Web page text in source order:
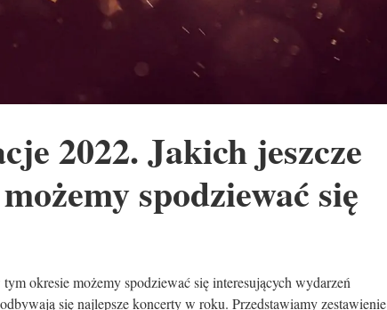
2022. Jakich jeszcze
spodziewać się
okresie możemy spodziewać się interesujących wydarzeń
się najlepsze koncerty w roku. Przedstawiamy zestawienie